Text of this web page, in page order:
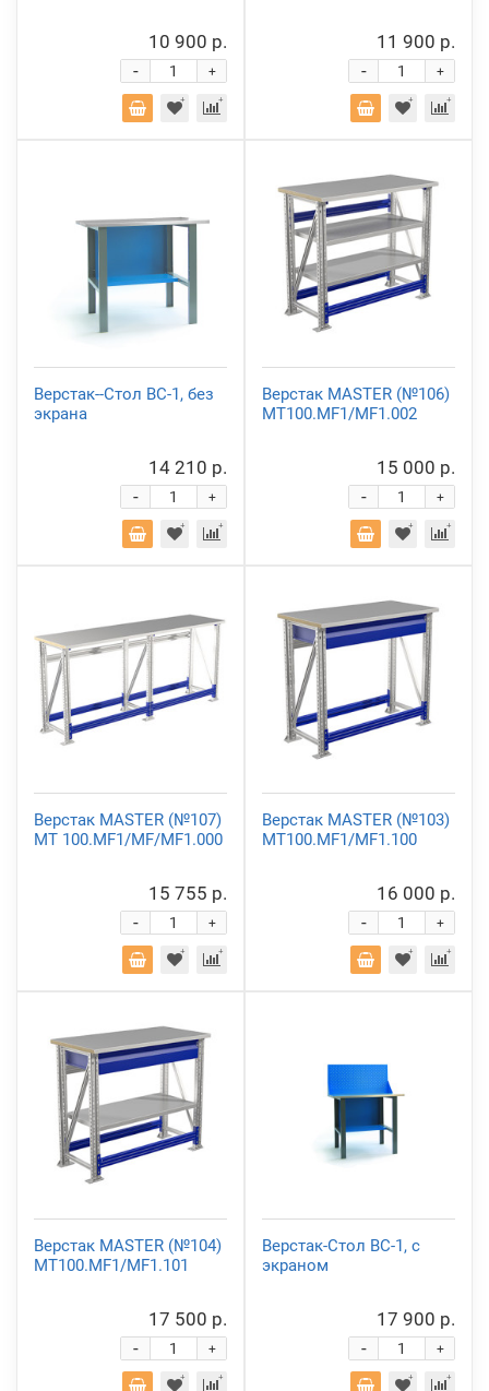
10 900 р.
+
-
11 900 р.
+
-
Верстак--Стол ВС-1, без
экрана
14 210 р.
+
-
Верстак MASTER (№106)
MT100.MF1/MF1.002
15 000 р.
+
-
Верстак MASTER (№107)
MT 100.MF1/MF/MF1.000
15 755 р.
+
-
Верстак MASTER (№103)
MT100.MF1/MF1.100
16 000 р.
+
-
Верстак MASTER (№104)
MT100.MF1/MF1.101
17 500 р.
+
-
Верстак-Стол ВС-1, с
экраном
17 900 р.
+
-